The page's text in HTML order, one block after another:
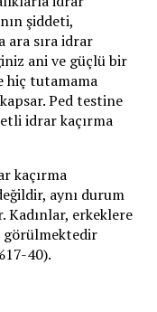
şiddeti,
ara sıra idrar
ani ve güçlü bir
hiç tutamama
Ped testine
idrar kaçırma
kaçırma
aynı durum
Kadınlar, erkeklere
görülmektedir
40).